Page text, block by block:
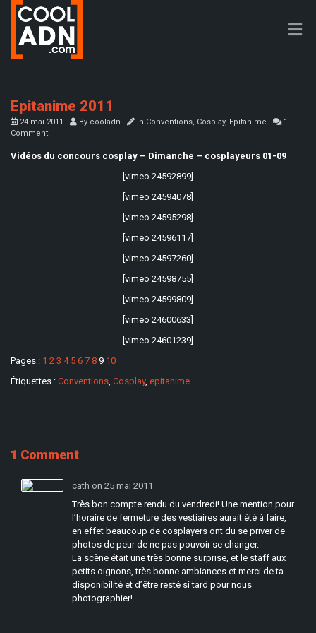
Epitanime 2011
24 mai 2011 By cooladn In Conventions, Cosplay, Epitanime
1
Comment
Vidéos du concours cosplay – Dimanche – cosplayeurs 01-09
[vimeo 24592899]
[vimeo 24594078]
[vimeo 24595298]
[vimeo 24596117]
[vimeo 24597260]
[vimeo 24598755]
[vimeo 24599809]
[vimeo 24600633]
[vimeo 24601239]
Pages : 1 2 3 4 5 6 7 8 9 10
Étiquettes : Conventions, Cosplay, epitanime
1 Comment
cath on 25 mai 2011
Très bon compte rendu du vendredi! Une mention pour
l’horaire de fermeture des vestiaires aurait été à faire,
en effet beaucoup de cosplayers ont du se priver de
photos de peur de ne pas pouvoir se changer.
La scène était une très bonne surprise, et le staff aux
petits oignons, très bonne ambiances et merci de ta
disponibilité et d’être resté si tard pour nous
photographier!